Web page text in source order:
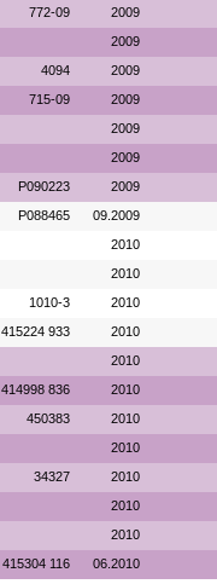
772-09 2009
2009
4094 2009
715-09 2009
2009
2009
P090223 2009
P088465 09.2009
2010
2010
1010-3 2010
415224 933 2010
2010
414998 836 2010
450383 2010
2010
34327 2010
2010
2010
415304 116 06.2010